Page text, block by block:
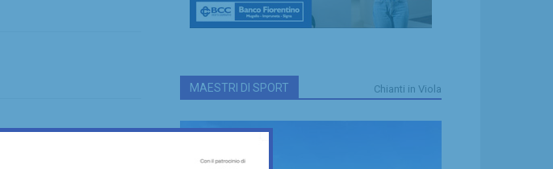
MAESTRI DI SPORT Chianti in Viola